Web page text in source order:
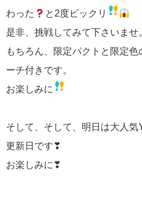
わった
と2度ビックリ
是非、挑戦してみて下さいませ
もちろん、限定パクトと限定
ーチ付きです。
お楽しみに
そして、そして、明日は大人
更新日です❣
お楽しみに❣